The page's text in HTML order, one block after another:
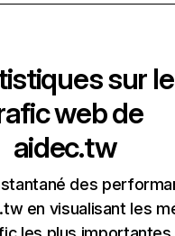
sur le
web de
aidec.tw
des
en visualisant les